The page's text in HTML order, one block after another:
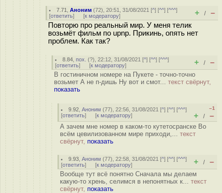
7.71 ,Аноним (72), 20:51, 31/08/2021 [^] [^^] [^^^]
[ответить] [к модератору] + / –
Повторю про реальный мир. У меня телик
возьмёт фильм по upnp. Прикинь, опять нет
проблем. Как так?
8.84 ,пох. (?), 22:12, 31/08/2021 [^] [^^] [^^^]
[ответить] [к модератору] + / –
В гостиничном номере на Пукете - точно-точно
возьмет А не п-дишь Ну вот и смот... текст свёрнут,
показать
9.92 ,Аноним (77), 22:56, 31/08/2021 [^] [^^] [^^^]
[ответить] [к модератору]
–1
+ / –
А зачем мне номер в каком-то кутетосранске Во
всём цевилизованном мире приходи,... текст
свёрнут, показать
9.93 ,Аноним (77), 22:58, 31/08/2021 [^] [^^] [^^^]
[ответить] [к модератору] + / –
Вообще тут всё понятно Сначала мы делаем
какую-то хрень, селимся в непонятных к... текст
свёрнут, показать